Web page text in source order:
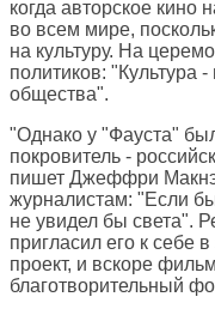
когда авторское кино
во всем мире,
на культуру. На
политиков: "Культура
общества".
"Однако у "Фауста"
покровитель -
пишет Джеффри
журналистам: "Если
не увидел бы света".
пригласил его к себе
проект, и вскоре
благотворительный